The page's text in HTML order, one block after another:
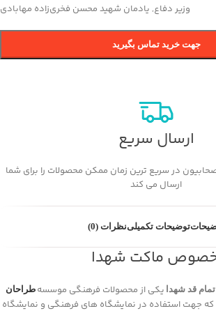
وزیر دفاع, یادمان شهید محسن فخری‌زاده مهابادی
جهت خرید تماس بگیرید
ارسال سریع
در سریع ترین زمان ممکن محصولات را برای شما
ارسال می کند
توضیحات تکمیلینظرات (0)
خصوص ماکت شهدا
قد شهدا یکی از محصولات فرهنگی موسسه طراحان
جهت استفاده در نمایشگاه های فرهنگی و نمایشگاه